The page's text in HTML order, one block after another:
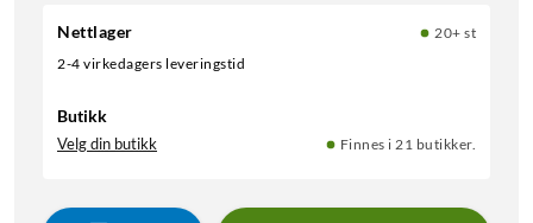
Nettlager
20+ st
2-4 virkedagers leveringstid
Butikk
Velg din butikk Finnes i 21 butikker.